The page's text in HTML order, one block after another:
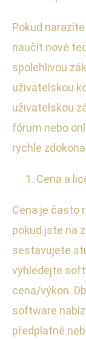
Pokud
naučit nové
spolehlivou
uživatelskou
uživatelskou
fórum nebo
rychle
Cena a
Cena je často
pokud jste na
sestavujete
vyhledejte
cena/výkon.
software
předplatné